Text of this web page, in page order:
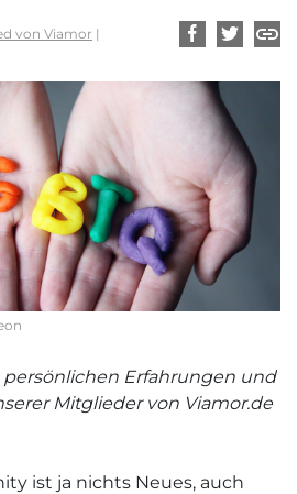
von Viamor |
Erfahrungen und
Mitglieder von Viamor.de
ist ja nichts Neues, auch